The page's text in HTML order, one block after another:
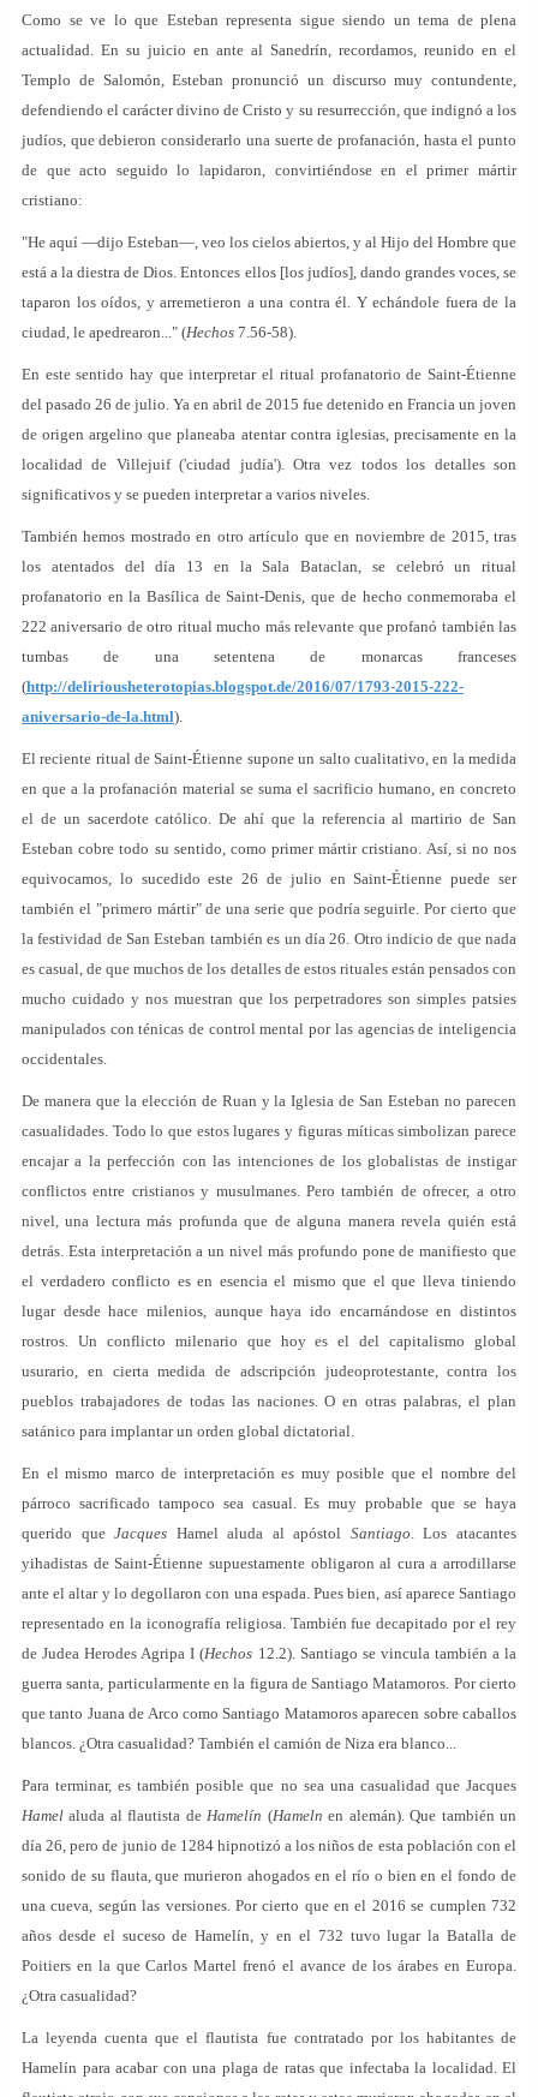
Como se ve lo que Esteban representa sigue siendo un tema de plena
actualidad. En su juicio en ante al Sanedrín, recordamos, reunido en el
Templo de Salomón, Esteban pronunció un discurso muy contundente,
defendiendo el carácter divino de Cristo y su resurrección, que indignó a los
judíos, que debieron considerarlo una suerte de profanación, hasta el punto
de que acto seguido lo lapidaron, convirtiéndose en el primer mártir
cristiano:
"He aquí —dijo Esteban—, veo los cielos abiertos, y al Hijo del Hombre que
está a la diestra de Dios. Entonces ellos [los judíos], dando grandes voces, se
taparon los oídos, y arremetieron a una contra él. Y echándole fuera de la
ciudad, le apedrearon..." (Hechos 7.56-58).
En este sentido hay que interpretar el ritual profanatorio de Saint-Étienne
del pasado 26 de julio. Ya en abril de 2015 fue detenido en Francia un joven
de origen argelino que planeaba atentar contra iglesias, precisamente en la
localidad de Villejuif ('ciudad judía'). Otra vez todos los detalles son
significativos y se pueden interpretar a varios niveles.
También hemos mostrado en otro artículo que en noviembre de 2015, tras
los atentados del día 13 en la Sala Bataclan, se celebró un ritual
profanatorio en la Basílica de Saint-Denis, que de hecho conmemoraba el
222 aniversario de otro ritual mucho más relevante que profanó también las
tumbas de una setentena de monarcas franceses
(http://deliriousheterotopias.blogspot.de/2016/07/1793-2015-222-
aniversario-de-la.html).
El reciente ritual de Saint-Étienne supone un salto cualitativo, en la medida
en que a la profanación material se suma el sacrificio humano, en concreto
el de un sacerdote católico. De ahí que la referencia al martirio de San
Esteban cobre todo su sentido, como primer mártir cristiano. Así, si no nos
equivocamos, lo sucedido este 26 de julio en Saint-Étienne puede ser
también el "primero mártir" de una serie que podría seguirle. Por cierto que
la festividad de San Esteban también es un día 26. Otro indicio de que nada
es casual, de que muchos de los detalles de estos rituales están pensados con
mucho cuidado y nos muestran que los perpetradores son simples patsies
manipulados con ténicas de control mental por las agencias de inteligencia
occidentales.
De manera que la elección de Ruan y la Iglesia de San Esteban no parecen
casualidades. Todo lo que estos lugares y figuras míticas simbolizan parece
encajar a la perfección con las intenciones de los globalistas de instigar
conflictos entre cristianos y musulmanes. Pero también de ofrecer, a otro
nivel, una lectura más profunda que de alguna manera revela quién está
detrás. Esta interpretación a un nivel más profundo pone de manifiesto que
el verdadero conflicto es en esencia el mismo que el que lleva tiniendo
lugar desde hace milenios, aunque haya ido encarnándose en distintos
rostros. Un conflicto milenario que hoy es el del capitalismo global
usurario, en cierta medida de adscripción judeoprotestante, contra los
pueblos trabajadores de todas las naciones. O en otras palabras, el plan
satánico para implantar un orden global dictatorial.
En el mismo marco de interpretación es muy posible que el nombre del
párroco sacrificado tampoco sea casual. Es muy probable que se haya
querido queJacques Hamel aluda al apóstol Santiago. Los atacantes
yihadistas de Saint-Étienne supuestamente obligaron al cura a arrodillarse
ante el altar y lo degollaron con una espada. Pues bien, así aparece Santiago
representado en la iconografía religiosa. También fue decapitado por el rey
de Judea Herodes Agripa I (Hechos 12.2). Santiago se vincula también a la
guerra santa, particularmente en la figura de Santiago Matamoros. Por cierto
que tanto Juana de Arco como Santiago Matamoros aparecen sobre caballos
blancos. ¿Otra casualidad? También el camión de Niza era blanco...
Para terminar, es también posible que no sea una casualidad que Jacques
Hamel aluda al flautista deHamelín (Hameln en alemán). Que también un
día 26, pero de junio de 1284 hipnotizó a los niños de esta población con el
sonido de su flauta, que murieron ahogados en el río o bien en el fondo de
una cueva, según las versiones. Por cierto que en el 2016 se cumplen 732
años desde el suceso de Hamelín, y en el 732 tuvo lugar la Batalla de
Poitiers en la que Carlos Martel frenó el avance de los árabes en Europa.
¿Otra casualidad?
La leyenda cuenta que el flautista fue contratado por los habitantes de
Hamelín para acabar con una plaga de ratas que infectaba la localidad. El